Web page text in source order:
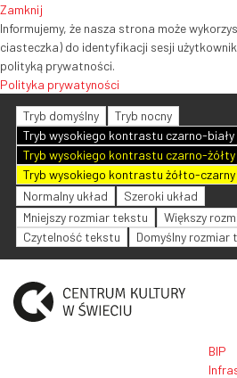
Zamknij
Informujemy, że nasza strona może
ciasteczka) do identyfikacji sesji
polityką prywatności.
Polityka prywatyności
Tryb domyślny
Tryb nocny
Tryb wysokiego kontrastu czarno-biały
Tryb wysokiego kontrastu czarno-żółty
Tryb wysokiego kontrastu żółto-czarny
Normalny układ
Szeroki układ
Mniejszy rozmiar tekstu
Większy
Czytelność tekstu
Domyślny rozmiar
BIP